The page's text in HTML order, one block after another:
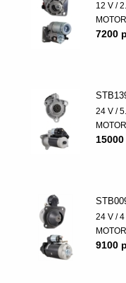
12 V /
7200
24 V /
24 V /
9100